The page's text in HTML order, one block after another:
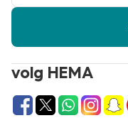
volg HEMA